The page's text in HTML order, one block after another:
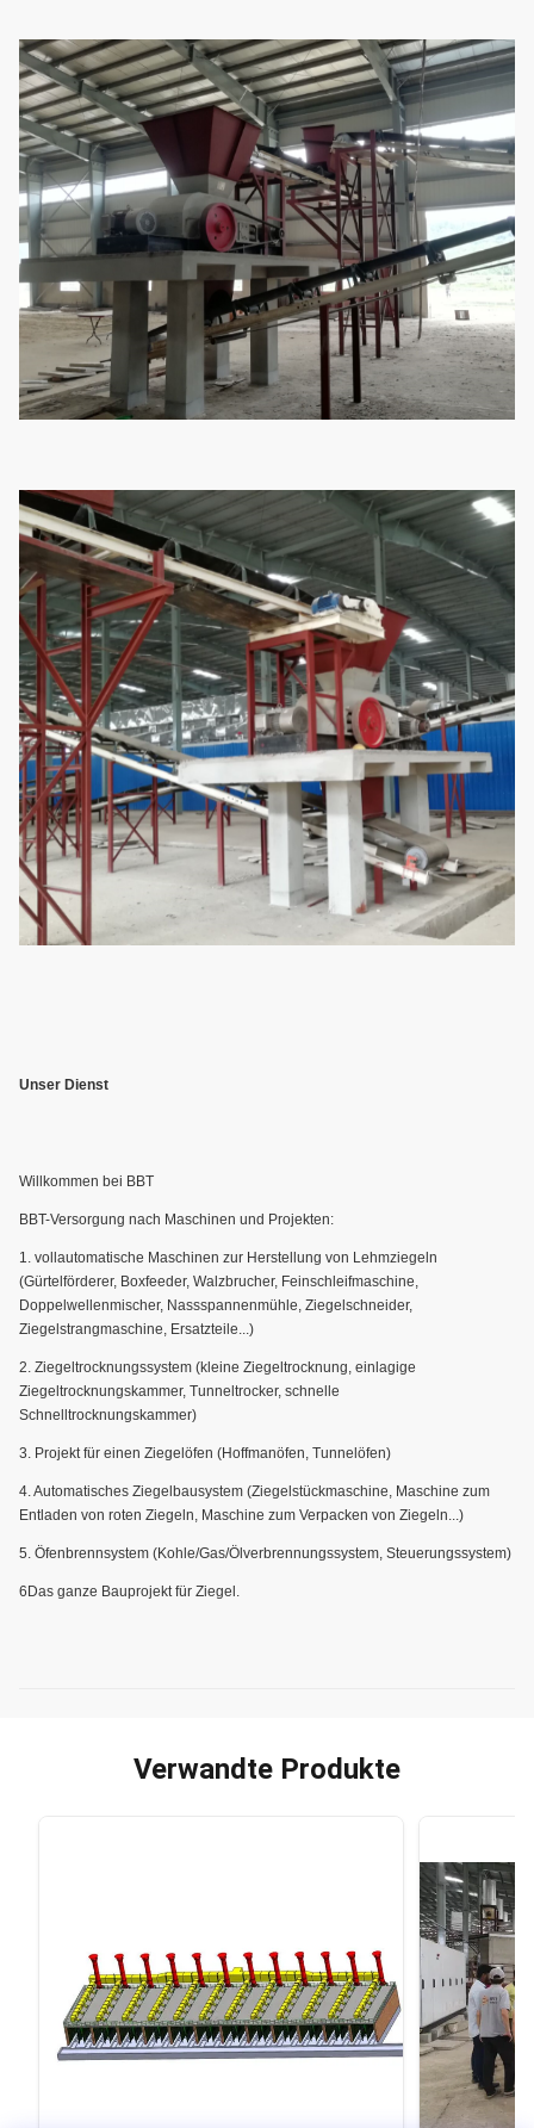
Unser Dienst
Willkommen bei BBT
BBT-Versorgung nach Maschinen und Projekten:
1. vollautomatische Maschinen zur Herstellung von Lehmziegeln
(Gürtelförderer, Boxfeeder, Walzbrucher, Feinschleifmaschine,
Doppelwellenmischer, Nassspannenmühle, Ziegelschneider,
Ziegelstrangmaschine, Ersatzteile...)
2. Ziegeltrocknungssystem (kleine Ziegeltrocknung, einlagige
Ziegeltrocknungskammer, Tunneltrocker, schnelle
Schnelltrocknungskammer)
3. Projekt für einen Ziegelöfen (Hoffmanöfen, Tunnelöfen)
4. Automatisches Ziegelbausystem (Ziegelstückmaschine, Maschine zum
Entladen von roten Ziegeln, Maschine zum Verpacken von Ziegeln...)
5. Öfenbrennsystem (Kohle/Gas/Ölverbrennungssystem, Steuerungssystem)
6Das ganze Bauprojekt für Ziegel.
Verwandte Produkte